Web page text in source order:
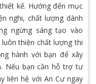
kế. Hướng đến mục
nghi, chất lượng dành
ngừng sáng tạo vào
thiện chất lượng thi
hành với bạn để xây
Nếu bạn cần hỗ trợ tư
liên hệ với An Cư ngay